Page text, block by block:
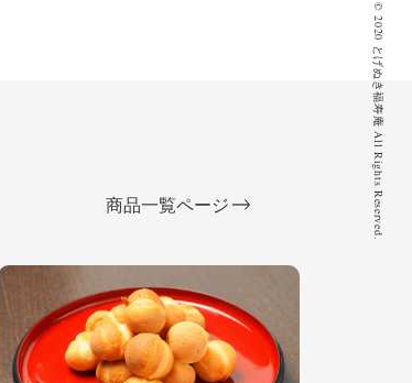
© 2020 とげぬき福寿庵 All Rights Reserved.
商品一覧ページ